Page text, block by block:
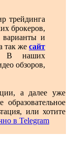
трейдинга
брокеров,
варианты и
так жесайт
наших
обзоров,
а далее уже
или хотите
в Telegram